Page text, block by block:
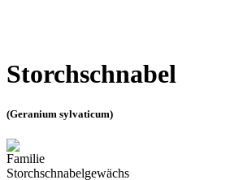
Storchschnabel
(Geranium sylvaticum)
Familie
Storchschnabelgewächs